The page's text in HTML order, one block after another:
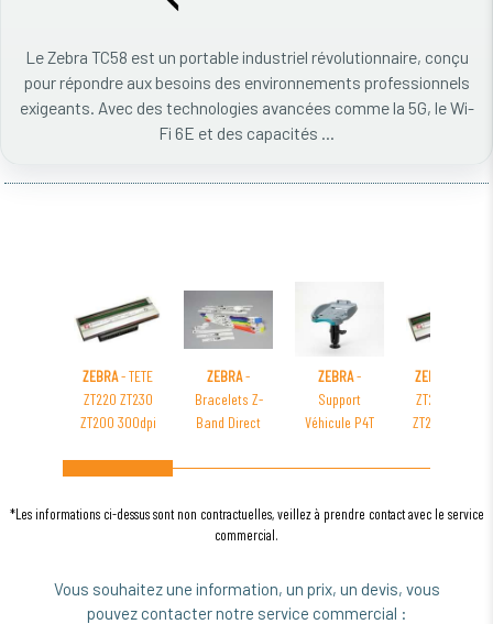
Le Zebra TC58 est un portable industriel révolutionnaire, conçu
pour répondre aux besoins des environnements professionnels
exigeants. Avec des technologies avancées comme la 5G, le Wi-
Fi 6E et des capacités ...
ZEBRA- TETE
ZT220 ZT230
ZT200 300dpi
ZEBRA-
Bracelets Z-
Band Direct
ZEBRA-
Support
Véhicule P4T
ZEBRA
ZT220 ZT230
ZT200 203dpi
*Les informations ci-dessus sont non contractuelles, veillez à prendre contact avec le service
commercial.
Vous souhaitez une information, un prix, un devis, vous
pouvez contacter notre service commercial :